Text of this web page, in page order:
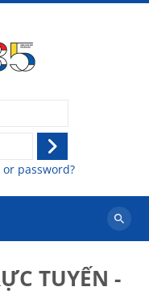
Log
in
password?
Search
TUYẾN -